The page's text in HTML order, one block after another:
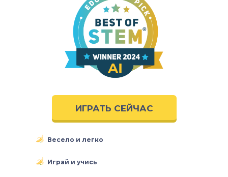
ИГРАТЬ СЕЙЧАС
Весело и легко
Играй и учись